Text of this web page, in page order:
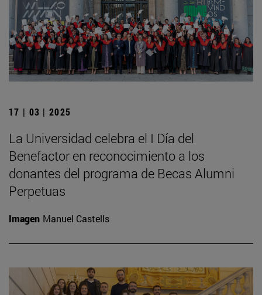
17 | 03 | 2025
La Universidad celebra el I Día del
Benefactor en reconocimiento a los
donantes del programa de Becas Alumni
Perpetuas
Imagen Manuel Castells